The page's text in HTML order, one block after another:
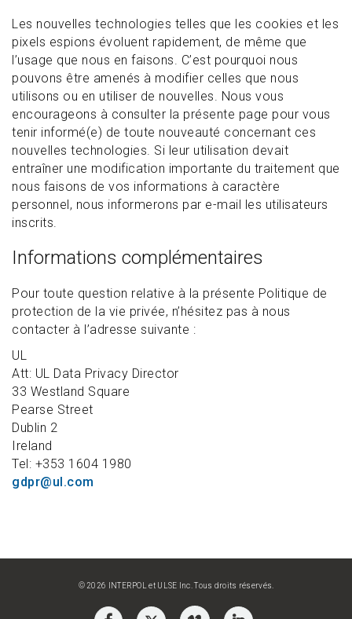
Les nouvelles technologies telles que les cookies et les
pixels espions évoluent rapidement, de même que
l’usage que nous en faisons. C’est pourquoi nous
pouvons être amenés à modifier celles que nous
utilisons ou en utiliser de nouvelles. Nous vous
encourageons à consulter la présente page pour vous
tenir informé(e) de toute nouveauté concernant ces
nouvelles technologies. Si leur utilisation devait
entraîner une modification importante du traitement que
nous faisons de vos informations à caractère
personnel, nous informerons par e-mail les utilisateurs
inscrits.
Informations complémentaires
Pour toute question relative à la présente Politique de
protection de la vie privée, n’hésitez pas à nous
contacter à l’adresse suivante :
UL
Att: UL Data Privacy Director
33 Westland Square
Pearse Street
Dublin 2
Ireland
Tel: +353 1604 1980
gdpr@ul.com
© 2026 INTERPOL et ULSE Inc. Tous droits réservés.